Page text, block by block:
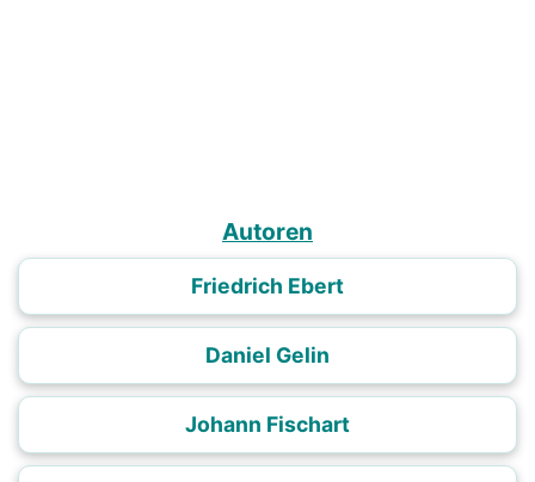
Autoren
Friedrich Ebert
Daniel Gelin
Johann Fischart